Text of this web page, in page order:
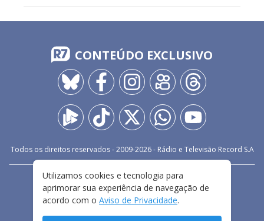
CONTEÚDO EXCLUSIVO
Todos os direitos reservados - 2009-2026- Rádio e Televisão Record S.A
FALE CONOSCO
PRIVACIDADE
TERMOS E CONDIÇÕES DE USO
Utilizamos cookies e tecnologia para
aprimorar sua experiência de navegação de
acordo com o Aviso de Privacidade.